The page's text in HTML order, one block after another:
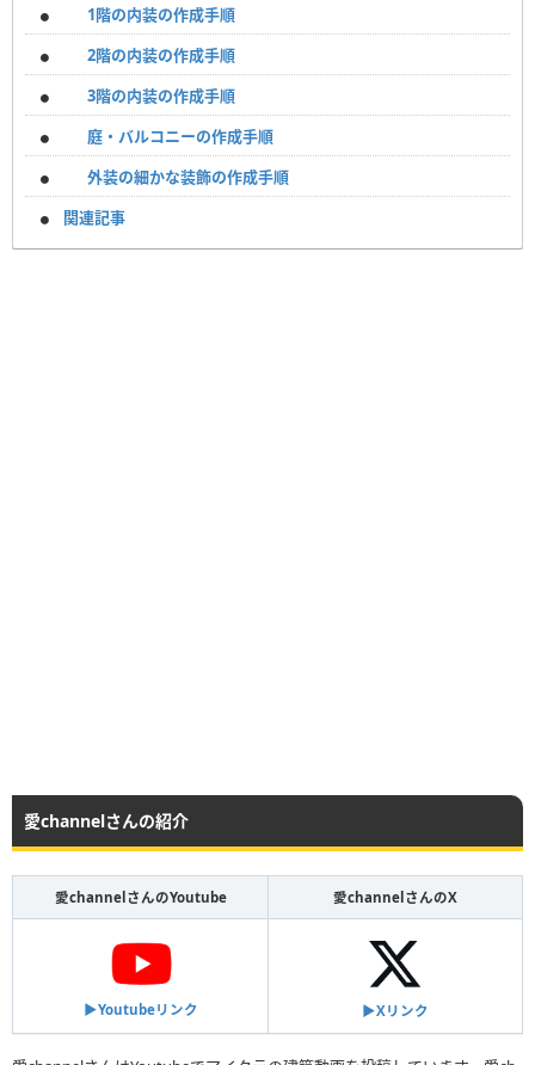
1階の内装の作成手順
2階の内装の作成手順
3階の内装の作成手順
庭・バルコニーの作成手順
外装の細かな装飾の作成手順
関連記事
愛channelさんの紹介
愛channelさんのYoutube 愛channelさんのX
▶︎Youtubeリンク ▶︎Xリンク